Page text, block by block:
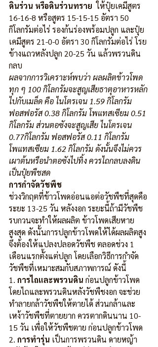
ดินร่วน หรือดินร่วนทราย
  ให้ปุ๋ยเคมีสูตร
16-16-8 หรือสูตร 15-15-15 อัตรา 50
กิโลกรัมต่อไร่ รองก้นร่องพร้อมปลูก และปุ๋ย
เคมีสูตร 21-0-0 อัตรา 30 กิโลกรัมต่อไร่ โรย
ข้างแถวหลังปลูก 20-25 วัน แล้วพรวนดิน
กลบ
ผลจากการวิเคราะห์พบว่า ผลผลิตข้าวโพด
ทุก ๆ 100 กิโลกรัมจะสูญเสียธาตุอาหารหลัก
ไปกับเมล็ด คือ ไนโตรเจน 1.59 กิโลกรัม
ฟอสฟอรัส 0.38 กิโลกรัม โพแทสเซียม 0.51
กิโลกรัม ส่วนตอซังจะสูญเสีย ไนโตรเจน
0.77กิโลกรัม ฟอสฟอรัส 0.11 กิโลกรัม
โพแทสเซียม 1.62 กิโลกรัม ดังนั้นจึงไม่ควร
เผาต้นหรือนำตอซังไปทิ้ง ควรไถกลบลงดิน
เป็นปุ๋ยพืชสด
การกำจัดวัชพืช
ช่วงวิกฤตที่ข้าวโพดอ่อนแอต่อวัชพืชที่สุดคือ
ระยะ 13-25 วัน หลังงอก ระยะนี้ถ้ามีวัชพืช
รบกวนจะทำให้ผลผลิต ข้าวโพดเสียหาย
สูงสุด ดังนั้นการปลูกข้าวโพดให้ได้ผลผลิตสูง
จึงต้องให้แปลงปลอดวัชพืช ตลอดช่วง 1
เดือนแรกตั้งแต่ปลูก โดยเลือกวิธีการกำจัด
วัชพืชที่เหมาะสมกับสภาพการณ์ ดังนี้
1. การไถและพรวนดิน ก่อนปลูกข้าวโพด
โดยไถและพรวนดินหลังวัชพืชงอก จะช่วย
ทำลายกล้าวัชพืชให้ตายได้ ส่วนกล้าและ
เหง้าวัชพืชที่ตายยาก ควรตากดินนาน 10-
15 วัน เพื่อให้วัชพืชตาย ก่อนปลูกข้าวโพด
2. การทำรุ่น เป็นการพรวนดิน ดายหญ้า